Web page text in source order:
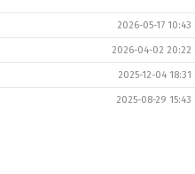
2026-05-17 10:43
2026-04-02 20:22
2025-12-04 18:31
2025-08-29 15:43